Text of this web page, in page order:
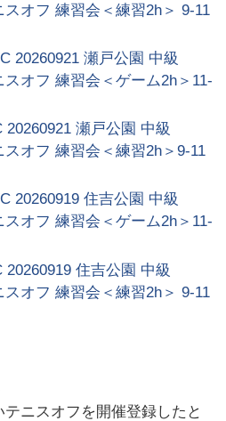
オフ 練習会＜練習2h＞ 9-11
20260921 瀬戸公園 中級
オフ 練習会＜ゲーム2h＞11-
20260921 瀬戸公園 中級
オフ 練習会＜練習2h＞9-11
20260919 住吉公園 中級
オフ 練習会＜ゲーム2h＞11-
20260919 住吉公園 中級
オフ 練習会＜練習2h＞ 9-11
テニスオフを開催登録したと